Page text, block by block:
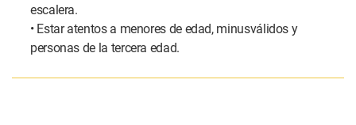
escalera.
• Estar atentos a menores de edad, minusválidos y
personas de la tercera edad.